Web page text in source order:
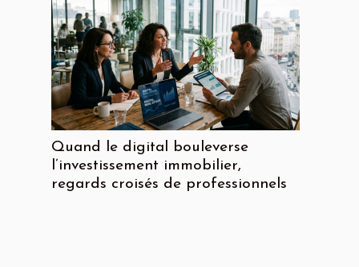
Quand le digital bouleverse
l’investissement immobilier,
regards croisés de professionnels